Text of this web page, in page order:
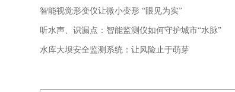
智能视觉形变仪让微小变形 “眼见为实”
听水声、识漏点：智能监测仪如何守护城市“水脉”
水库大坝安全监测系统：让风险止于萌芽